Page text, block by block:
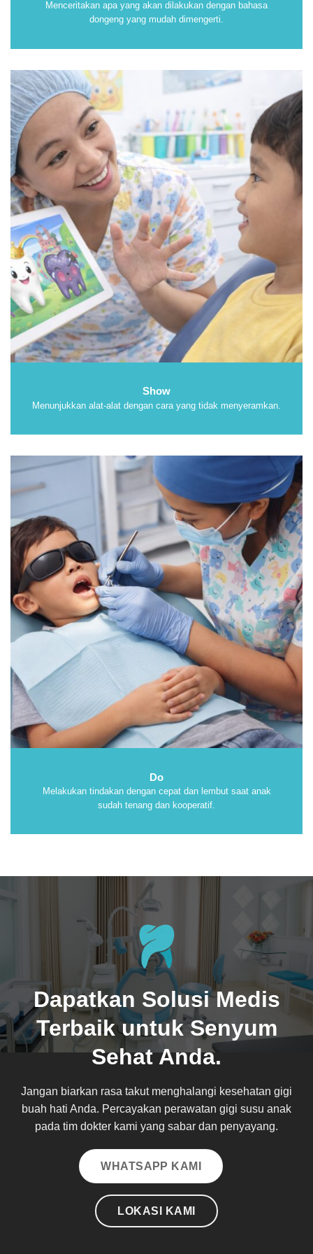
Menceritakan apa yang akan dilakukan dengan bahasa
dongeng yang mudah dimengerti.
Show
Menunjukkan alat-alat dengan cara yang tidak menyeramkan.
Do
Melakukan tindakan dengan cepat dan lembut saat anak
sudah tenang dan kooperatif.
Dapatkan Solusi Medis
Terbaik untuk Senyum
Sehat Anda.
Jangan biarkan rasa takut menghalangi kesehatan gigi
buah hati Anda. Percayakan perawatan gigi susu anak
pada tim dokter kami yang sabar dan penyayang.
WHATSAPP KAMI
LOKASI KAMI